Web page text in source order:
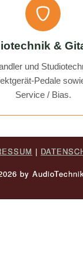
&
und
Pedale
Service / Bias.
|
by